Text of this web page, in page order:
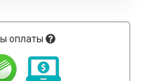
оплаты